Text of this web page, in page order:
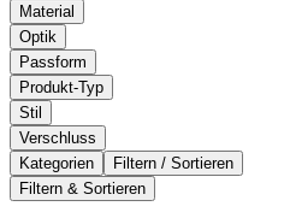
Material
Optik
Passform
Produkt-Typ
Stil
Verschluss
Kategorien
Filtern / Sortieren
Filtern & Sortieren